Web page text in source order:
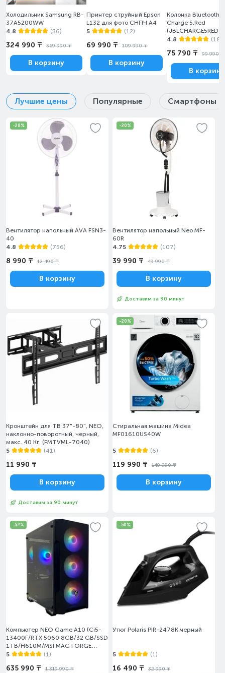
Холодильник Samsung RB-
37A5200WW
4.8
(36)
324 990 ₸ 369 990 ₸
В корзину
Принтер струйный Epson
L132 для фото СНПЧ А4
5
(12)
69 990 ₸ 109 990 ₸
В корзину
Колонка Bluetooth
Charge 5,Red
(JBLCHARGE5RED
4.8
(18)
75 790 ₸ 99 990 ₸
В корзину
Лучшие цены Популярные Смартфоны
-28%
Вентилятор напольный AVA FSN3-
40
4.8
(756)
8 990 ₸ 12 490 ₸
В корзину
-20%
Вентилятор напольный Neo MF-
60R
4.75
(107)
39 990 ₸ 49 990 ₸
В корзину
Доставим за 90 минут
Кронштейн для ТВ 37"-80", NEO,
наклонно-поворотный, черный,
макс. 40 Кг. (FMTVML-7040)
5
(41)
11 990 ₸
В корзину
Доставим за 90 минут
-20%
Стиральная машина Midea
MF01610US40W
5 (6)
119 990 ₸ 149 990 ₸
В корзину
-52%
Компьютер NEO Game A10 (Ci5-
13400F/RTX 5060 8GB/32 GB/SSD
1TB/H610M/MSI MAG FORGE
M100A)
5 (1)
635 990 ₸ 1 319 990 ₸
-50%
Утюг Polaris PIR-2478K черный
5 (1)
16 490 ₸ 32 990 ₸